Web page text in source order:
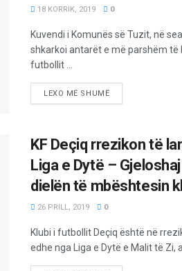
18 KORRIK, 2019 0
Kuvendi i Komunës së Tuzit, në
shkarkoi antarët e më parshëm të
futbollit ...
LEXO MË SHUMË
KF Deçiq rrezikon të
Liga e Dytë –
dielën të mbështesin
26 PRILL, 2019 0
Klubi i futbollit Deçiq është në
edhe nga Liga e Dytë e Malit të Zi,